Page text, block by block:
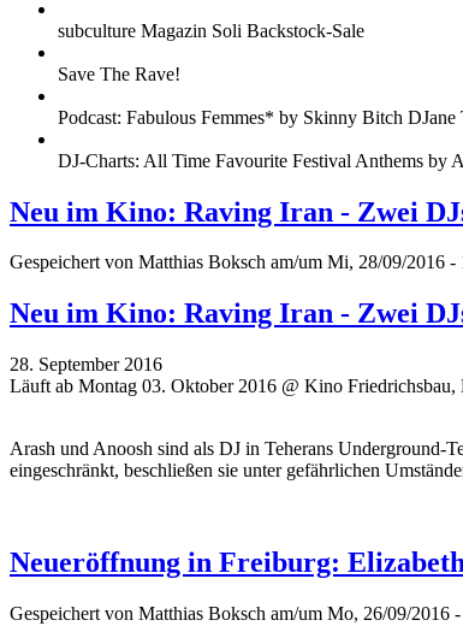
subculture Magazin Soli Backstock-Sale
Save The Rave!
Podcast: Fabulous Femmes* by Skinny Bitch DJane
DJ-Charts: All Time Favourite Festival Anthems by
Neu im Kino: Raving Iran - Zwei
Gespeichert von Matthias Boksch am/um Mi, 28/09/2016 -
Neu im Kino: Raving Iran - Zwei
28. September 2016
Läuft ab Montag 03. Oktober 2016 @ Kino Friedrichsbau,
Arash und Anoosh sind als DJ in Teherans Underground-
eingeschränkt, beschließen sie unter gefährlichen
Neueröffnung in Freiburg:
Gespeichert von Matthias Boksch am/um Mo, 26/09/2016